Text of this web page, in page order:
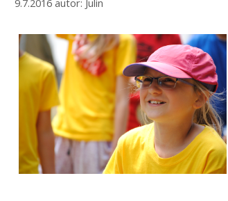
9.7.2016 autor: Julin